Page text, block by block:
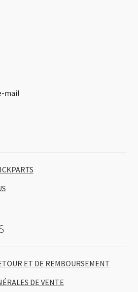
mail
ET DE REMBOURSEMENT
DE VENTE